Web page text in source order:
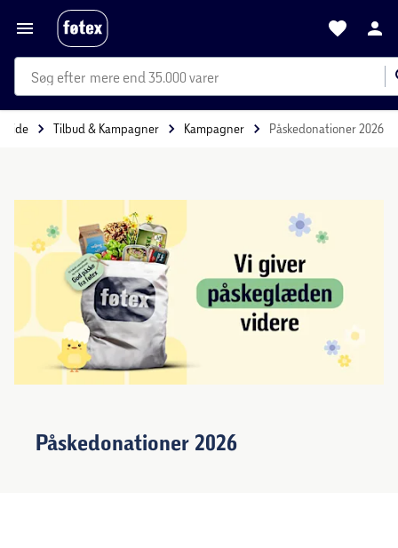
mere end 35.000 varer
Tilbud & Kampagner Kampagner Påskedonationer 2026
Påskedonationer 2026